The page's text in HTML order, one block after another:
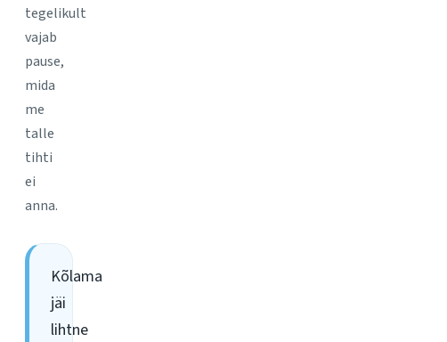
tegelikult
vajab
pause,
mida
me
talle
tihti
ei
anna.
Kõlama
jäi
lihtne